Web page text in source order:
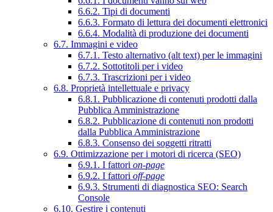
6.6.2. Tipi di documenti
6.6.3. Formato di lettura dei documenti elettronici
6.6.4. Modalità di produzione dei documenti
6.7. Immagini e video
6.7.1. Testo alternativo (alt text) per le immagini
6.7.2. Sottotitoli per i video
6.7.3. Trascrizioni per i video
6.8. Proprietà intellettuale e privacy
6.8.1. Pubblicazione di contenuti prodotti dalla
Pubblica Amministrazione
6.8.2. Pubblicazione di contenuti non prodotti
dalla Pubblica Amministrazione
6.8.3. Consenso dei soggetti ritratti
6.9. Ottimizzazione per i motori di ricerca (SEO)
6.9.1. I fattori on-page
6.9.2. I fattori off-page
6.9.3. Strumenti di diagnostica SEO: Search
Console
6.10. Gestire i contenuti